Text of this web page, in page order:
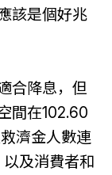
該是個好兆
合降息，但
間在102.60
濟金人數連
及消費者和